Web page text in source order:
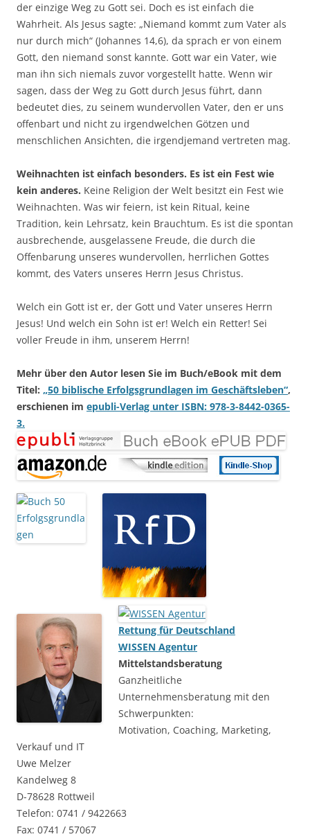
der einzige Weg zu Gott sei. Doch es ist einfach die
Wahrheit. Als Jesus sagte: „Niemand kommt zum Vater als
nur durch mich“ (Johannes 14,6), da sprach er von einem
Gott, den niemand sonst kannte. Gott war ein Vater, wie
man ihn sich niemals zuvor vorgestellt hatte. Wenn wir
sagen, dass der Weg zu Gott durch Jesus führt, dann
bedeutet dies, zu seinem wundervollen Vater, den er uns
offenbart und nicht zu irgendwelchen Götzen und
menschlichen Ansichten, die irgendjemand vertreten mag.
Weihnachten ist einfach besonders. Es ist ein Fest wie
kein anderes. Keine Religion der Welt besitzt ein Fest wie
Weihnachten. Was wir feiern, ist kein Ritual, keine
Tradition, kein Lehrsatz, kein Brauchtum. Es ist die spontan
ausbrechende, ausgelassene Freude, die durch die
Offenbarung unseres wundervollen, herrlichen Gottes
kommt, des Vaters unseres Herrn Jesus Christus.
Welch ein Gott ist er, der Gott und Vater unseres Herrn
Jesus! Und welch ein Sohn ist er! Welch ein Retter! Sei
voller Freude in ihm, unserem Herrn!
Mehr über den Autor lesen Sie im Buch/eBook mit dem
Titel: „50 biblische Erfolgsgrundlagen im Geschäftsleben“,
erschienen im epubli-Verlag unter ISBN: 978-3-8442-0365-
3.
Rettung für Deutschland
WISSEN Agentur
Mittelstandsberatung
Ganzheitliche
Unternehmensberatung mit den
Schwerpunkten:
Motivation, Coaching, Marketing,
Verkauf und IT
Uwe Melzer
Kandelweg 8
D-78628 Rottweil
Telefon: 0741 / 9422663
Fax: 0741 / 57067